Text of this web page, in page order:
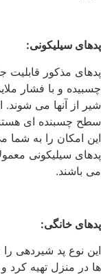
پدهای سیلیکونی:
پدهای مذکور قابلیت
چسبیده و با فشار
شیر از آنها می شوند.
سطح چسبنده ای
این امکان را به شما
پدهای سیلیکونی
می باشند.
پدهای خانگی:
این نوع پد شیردهی را
ها در منزل تهیه کرد